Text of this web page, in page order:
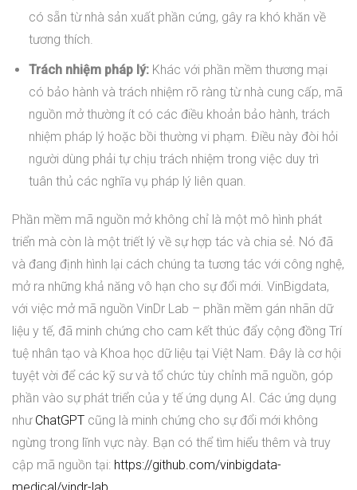
có sẵn từ nhà sản xuất phần cứng, gây ra khó khăn về
tương thích.
Trách nhiệm pháp lý:Khác với phần mềm thương mại
có bảo hành và trách nhiệm rõ ràng từ nhà cung cấp, mã
nguồn mở thường ít có các điều khoản bảo hành, trách
nhiệm pháp lý hoặc bồi thường vi phạm. Điều này đòi hỏi
người dùng phải tự chịu trách nhiệm trong việc duy trì
tuân thủ các nghĩa vụ pháp lý liên quan.
Phần mềm mã nguồn mở không chỉ là một mô hình phát
triển mà còn là một triết lý về sự hợp tác và chia sẻ. Nó đã
và đang định hình lại cách chúng ta tương tác với công nghệ,
mở ra những khả năng vô hạn cho sự đổi mới. VinBigdata,
với việc mở mã nguồn VinDr Lab – phần mềm gán nhãn dữ
liệu y tế, đã minh chứng cho cam kết thúc đẩy cộng đồng Trí
tuệ nhân tạo và Khoa học dữ liệu tại Việt Nam. Đây là cơ hội
tuyệt vời để các kỹ sư và tổ chức tùy chỉnh mã nguồn, góp
phần vào sự phát triển của y tế ứng dụng AI. Các ứng dụng
như ChatGPT cũng là minh chứng cho sự đổi mới không
ngừng trong lĩnh vực này. Bạn có thể tìm hiểu thêm và truy
cập mã nguồn tại: https://github.com/vinbigdata-